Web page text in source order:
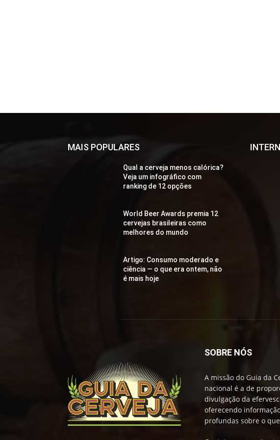
MAIS POPULARES
Qual a cerveja menos calórica?
Veja um infográfico com
ranking de 12 opções
World Beer Awards premia 12
cervejas brasileiras como
melhores do mundo
Artigo: Consumo moderado e
ciência — o que era ontem, não
é mais hoje
SOBRE NÓS
A missão do Guia da
nacional é a de
divulgação da
oferecendo
profundas sobre o